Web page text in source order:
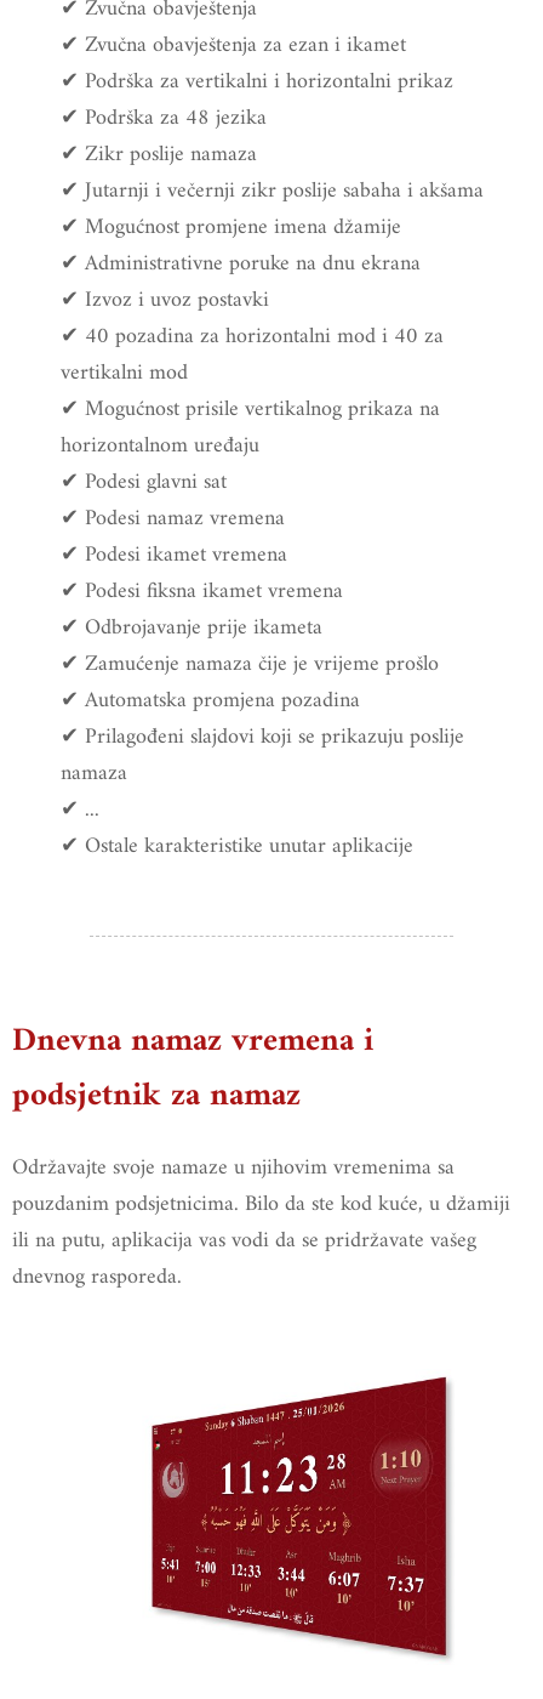
✔ Zvučna obavještenja
✔ Zvučna obavještenja za ezan i ikamet
✔ Podrška za vertikalni i horizontalni prikaz
✔ Podrška za 48 jezika
✔ Zikr poslije namaza
✔ Jutarnji i večernji zikr poslije sabaha i akšama
✔ Mogućnost promjene imena džamije
✔ Administrativne poruke na dnu ekrana
✔ Izvoz i uvoz postavki
✔ 40 pozadina za horizontalni mod i 40 za
vertikalni mod
✔ Mogućnost prisile vertikalnog prikaza na
horizontalnom uređaju
✔ Podesi glavni sat
✔ Podesi namaz vremena
✔ Podesi ikamet vremena
✔ Podesi fiksna ikamet vremena
✔ Odbrojavanje prije ikameta
✔ Zamućenje namaza čije je vrijeme prošlo
✔ Automatska promjena pozadina
✔ Prilagođeni slajdovi koji se prikazuju poslije
namaza
✔ ...
✔ Ostale karakteristike unutar aplikacije
Dnevna namaz vremena i
podsjetnik za namaz
Održavajte svoje namaze u njihovim vremenima sa
pouzdanim podsjetnicima. Bilo da ste kod kuće, u džamiji
ili na putu, aplikacija vas vodi da se pridržavate vašeg
dnevnog rasporeda.